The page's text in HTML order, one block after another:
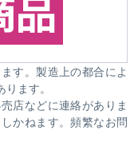
す。製造上の都合によ
ます。
店などに連絡がありま
かねます。頻繁なお問